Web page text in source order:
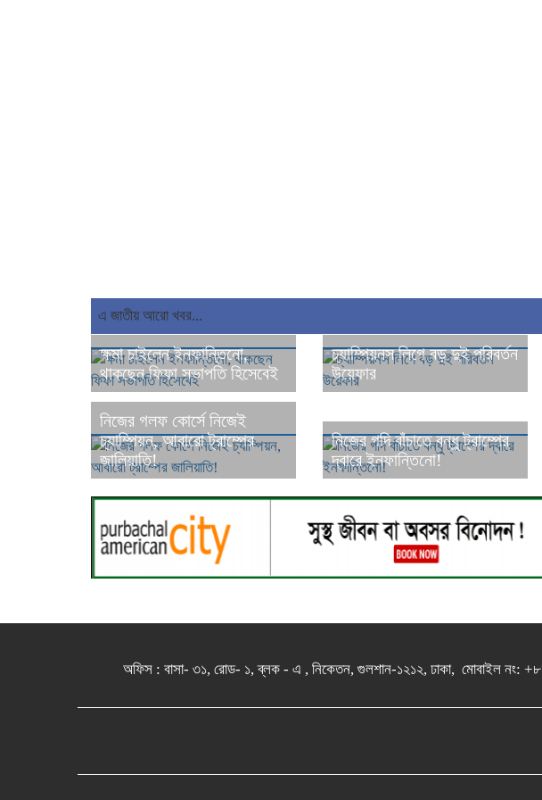
এ জাতীয় আরো খবর...
ক্ষমা চাইলেন ইনফান্তিনো,
থাকছেন ফিফা সভাপতি হিসেবেই
চ্যাম্পিয়নস লিগে বড় দুই পরিবর্তন
উয়েফার
নিজের গলফ কোর্সে নিজেই
চ্যাম্পিয়ন, আবারো ট্রাম্পের
জালিয়াতি!
নিজের গদি বাঁচাতে বন্ধু ট্রাম্পের
দ্বারে ইনফান্তিনো!
অফিস : বাসা- ৩১, রোড- ১, ব্লক - এ , নিকেতন, গুলশান-১২১২, ঢাকা,